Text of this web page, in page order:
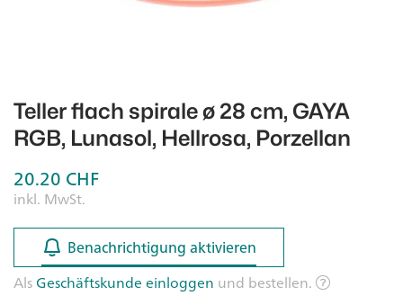
Teller flach spirale ø 28 cm, GAYA
RGB, Lunasol, Hellrosa, Porzellan
20.20 CHF
inkl. MwSt.
Benachrichtigung aktivieren
Benachrichtigung aktivieren
AlsGeschäftskunde einloggen und bestellen.